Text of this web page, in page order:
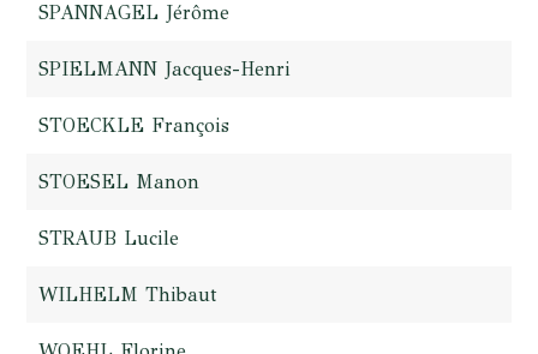
SPANNAGEL Jérôme
SPIELMANN Jacques-Henri
STOECKLE François
STOESEL Manon
STRAUB Lucile
WILHELM Thibaut